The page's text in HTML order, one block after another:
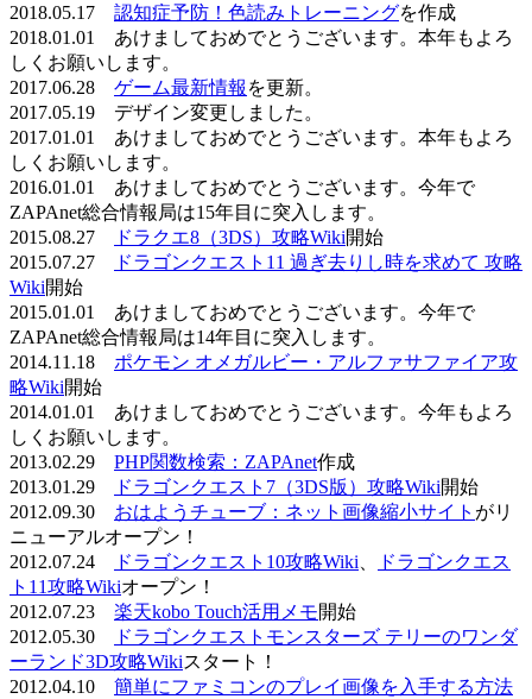
2018.05.17 認知症予防！色読みトレーニングを作成
2018.01.01 あけましておめでとうございます。本年もよろ
しくお願いします。
2017.06.28 ゲーム最新情報 を更新。
2017.05.19 デザイン変更しました。
2017.01.01 あけましておめでとうございます。本年もよろ
しくお願いします。
2016.01.01 あけましておめでとうございます。今年で
ZAPAnet総合情報局は15年目に突入します。
2015.08.27
ドラクエ8（3DS）攻略Wiki開始
2015.07.27
ドラゴンクエスト11 過ぎ去りし時を求めて 攻略
Wiki開始
2015.01.01 あけましておめでとうございます。今年で
ZAPAnet総合情報局は14年目に突入します。
2014.11.18 ポケモン オメガルビー・アルファサファイア攻
略Wiki開始
2014.01.01 あけましておめでとうございます。今年もよろ
しくお願いします。
2013.02.29 PHP関数検索：ZAPAnet作成
2013.01.29
ドラゴンクエスト7（3DS版）攻略Wiki開始
2012.09.30 おはようチューブ：ネット画像縮小サイト がリ
ニューアルオープン！
2012.07.24
ドラゴンクエスト10攻略Wiki
ドラゴンクエス
ト11攻略Wikiオープン！
2012.07.23 楽天kobo Touch活用メモ開始
2012.05.30
ドラゴンクエストモンスターズ テリーのワンダ
ーランド3D攻略Wikiスタート！
2012.04.10 簡単にファミコンのプレイ画像を入手する方法